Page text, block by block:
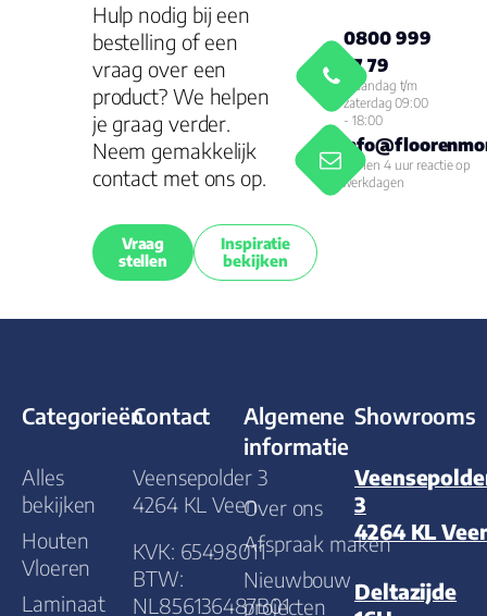
Hulp nodig bij een
bestelling of een
vraag over een
product? We helpen
je graag verder.
Neem gemakkelijk
contact met ons op.
Vraag
stellen
Inspiratie
bekijken
0800 999
77 79
Maandag t/m
zaterdag 09:00
- 18:00
Binnen 4 uur reactie op
werkdagen
Categorieën
Alles
bekijken
Houten
Vloeren
Laminaat
Contact
Veensepolder 3
4264 KL Veen
KVK: 65498011
BTW:
NL856136487B01
Algemene
informatie
Over ons
Afspraak maken
Nieuwbouw
projecten
Showrooms
3
4264 KL
Deltazijde